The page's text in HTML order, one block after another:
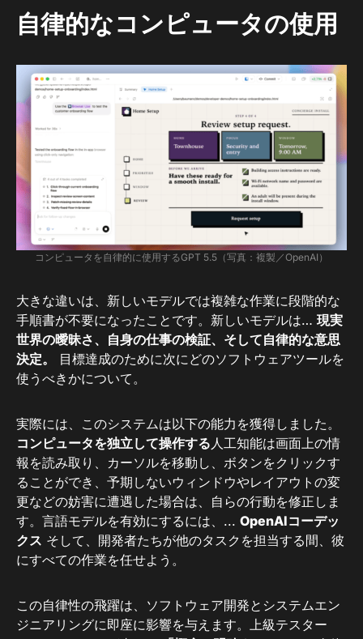
自律的なコンピュータの使用
コンピュータを自律的に使用するGPT 5.5（写真：複製／OpenAI）
大きな違いは、新しいモデルでは複雑な作業に段階的な
手順書が不要になったことです。新しいモデルは… 現実
世界の曖昧さ、自身の仕事の検証、そして自律的な意思
決定。
目標達成のために次にどのソフトウェアツールを
使うべきかについて。
実際には、このシステムは以下の能力を獲得しました。
コンピュータを独立して操作する人工知能は画面上の情
報を読み取り、カーソルを移動し、ボタンをクリックす
ることができ、予期しないウィンドウやレイアウトの変
更などの妨害に遭遇した場合は、自らの行動を修正しま
す。言語モデルを有効にするには、... OpenAIコーデッ
クス そして、開発者たちが他のタスクを担当する間、彼
にすべての作業を任せよう。
この自律性の飛躍は、ソフトウェア開発とシステムエン
ジニアリングに即座に影響を与えます。上級テスター